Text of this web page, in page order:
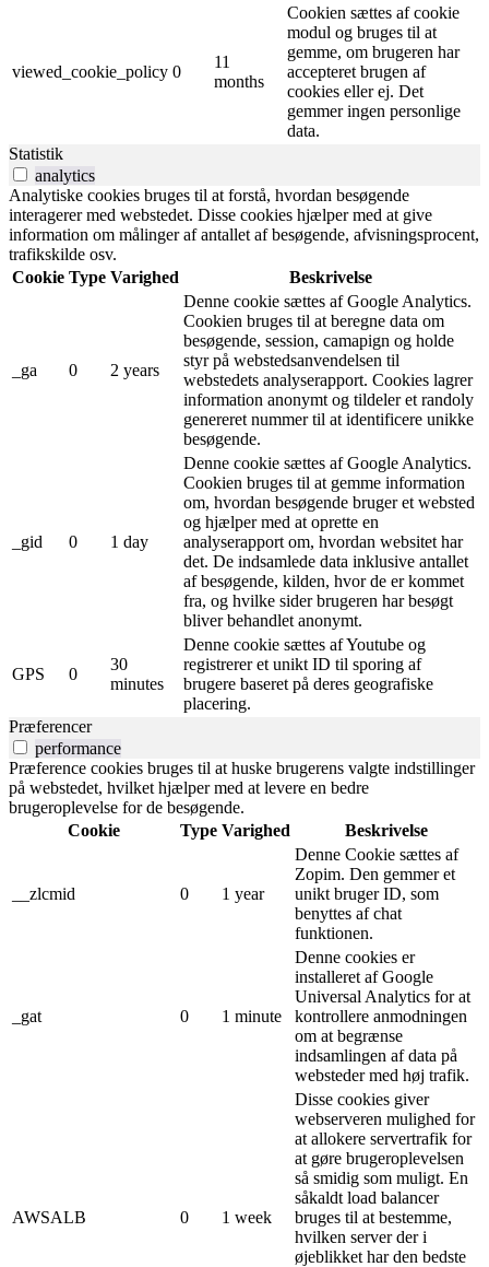
viewed_cookie_policy 0
11
months
Cookien sættes af cookie
modul og bruges til at
gemme, om brugeren har
accepteret brugen af ​​
cookies eller ej. Det
gemmer ingen personlige
data.
Statistik
analytics
Analytiske cookies bruges til at forstå, hvordan besøgende
interagerer med webstedet. Disse cookies hjælper med at give
information om målinger af antallet af besøgende, afvisningsprocent,
trafikskilde osv.
Cookie Type Varighed Beskrivelse
_ga 0 2 years
Denne cookie sættes af Google Analytics.
Cookien bruges til at beregne data om
besøgende, session, camapign og holde
styr på webstedsanvendelsen til
webstedets analyserapport. Cookies lagrer
information anonymt og tildeler et randoly
genereret nummer til at identificere unikke
besøgende.
_gid 0 1 day
Denne cookie sættes af Google Analytics.
Cookien bruges til at gemme information
om, hvordan besøgende bruger et websted
og hjælper med at oprette en
analyserapport om, hvordan websitet har
det. De indsamlede data inklusive antallet
af besøgende, kilden, hvor de er kommet
fra, og hvilke sider brugeren har besøgt
bliver behandlet anonymt.
GPS 0
30
minutes
Denne cookie sættes af Youtube og
registrerer et unikt ID til sporing af
brugere baseret på deres geografiske
placering.
Præferencer
performance
Præference cookies bruges til at huske brugerens valgte indstillinger
på webstedet, hvilket hjælper med at levere en bedre
brugeroplevelse for de besøgende.
Cookie
Type Varighed Beskrivelse
__zlcmid 0 1 year
Denne Cookie sættes af
Zopim. Den gemmer et
unikt bruger ID, som
benyttes af chat
funktionen.
_gat 0 1 minute
Denne cookies er
installeret af Google
Universal Analytics for at
kontrollere anmodningen
om at begrænse
indsamlingen af ​​data på
websteder med høj trafik.
AWSALB 0 1 week
Disse cookies giver
webserveren mulighed for
at allokere servertrafik for
at gøre brugeroplevelsen
så smidig som muligt. En
såkaldt load balancer
bruges til at bestemme,
hvilken server der i
øjeblikket har den bedste